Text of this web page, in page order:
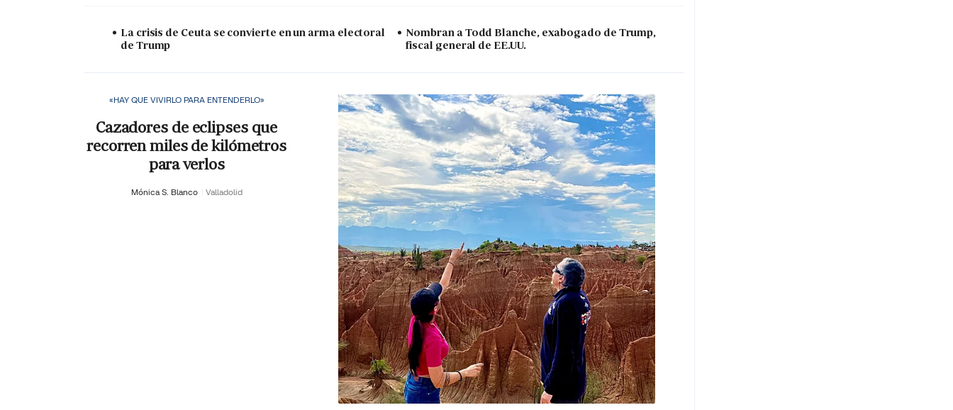
La crisis de Ceuta se convierte en un arma electoral
de Trump
Nombran a Todd Blanche, exabogado de Trump,
fiscal general de EE.UU.
«HAY QUE VIVIRLO PARA ENTENDERLO»
Cazadores de eclipses que
recorren miles de kilómetros
para verlos
Mónica S. Blanco Valladolid